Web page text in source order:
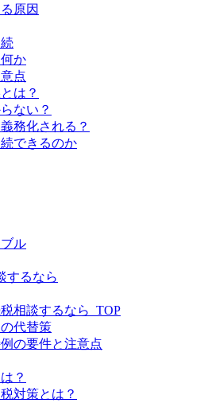
原因
か
点
は？
ない？
務化される？
できるのか
ル
するなら
相談するなら_TOP
代替策
の要件と注意点
？
対策とは？